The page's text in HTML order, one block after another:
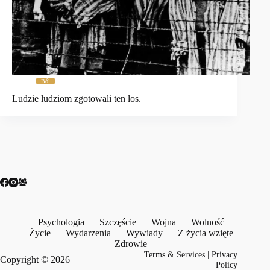
Ból
Ludzie ludziom zgotowali ten los.
Psychologia Szczęście Wojna
Wolność
Życie
Wydarzenia Wywiady
Z życia wzięte
Zdrowie
Copyright © 2026
Terms & Services |Privacy
Policy